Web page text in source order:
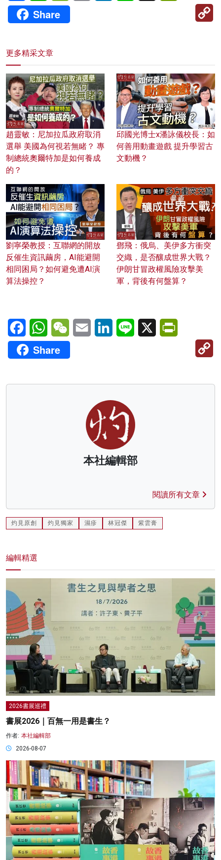
Share
更多精采文章
趙靈敏：尼加拉瓜政府取消
選舉 美國為何視若無睹？ 專
制總統奧爾特加是如何養成
的？
邱國光博士x潘詠儀校長：如
何善用動畫遊戲 提升學習古
文動機？
劉寧榮教授：互聯網的開放
反催生資訊繭房，AI能避開
相同困局？如何避免遭AI演
算法操控？
鄧飛：俄烏、美伊多方衝突
交織，是否釀成世界大戰？
伊朗甘冒政權風險攻擊美
軍，背後有何盤算？
FacebookWhatsAppWeChatEmail LinkedInLine X
Share
本社編輯部
閱讀所有文章
灼見原創 灼見獨家 濕疹 林冠傑 紫雲膏
編輯精選
2026書展巡禮
書展2026｜百無一用是書生？
作者: 本社編輯部
2026-08-07